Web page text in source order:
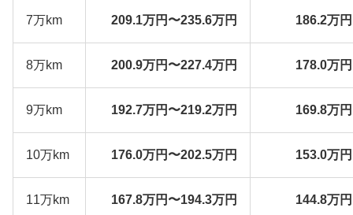
7万km 209.1万円〜235.6万円 186.2万
8万km 200.9万円〜227.4万円 178.0万
9万km 192.7万円〜219.2万円 169.8万
10万km 176.0万円〜202.5万円 153.0万
11万km 167.8万円〜194.3万円 144.8万